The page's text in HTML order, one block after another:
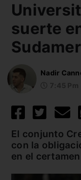
suerte
Nadir
El conjunto
con la
en el